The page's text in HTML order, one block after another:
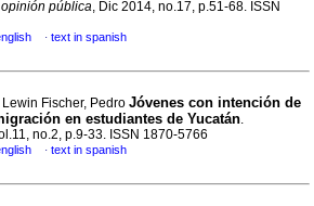
opinión pública, Dic 2014, no.17, p.51-68. ISSN
· text in spanish
Fischer, Pedro Jóvenes con intención de
en estudiantes de Yucatán.
no.2, p.9-33. ISSN 1870-5766
· text in spanish